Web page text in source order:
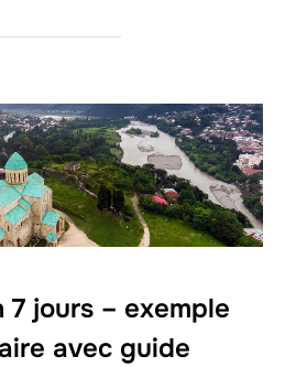
7 jours – exemple
avec guide